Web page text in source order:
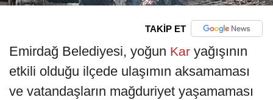
TAKİP ET
Emirdağ Belediyesi, yoğun Kar yağışının
etkili olduğu ilçede ulaşımın aksamaması
ve vatandaşların mağduriyet yaşamaması